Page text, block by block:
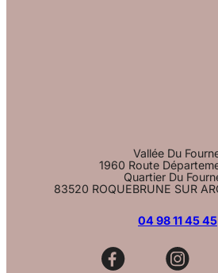
Vallée Du
1960 Route
Quartier Du
83520 ROQUEBRUNE SUR
04 98 11 45 45